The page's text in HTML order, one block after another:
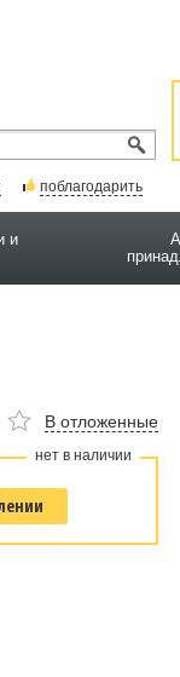
поблагодарить
и
В отложенные
нет в наличии